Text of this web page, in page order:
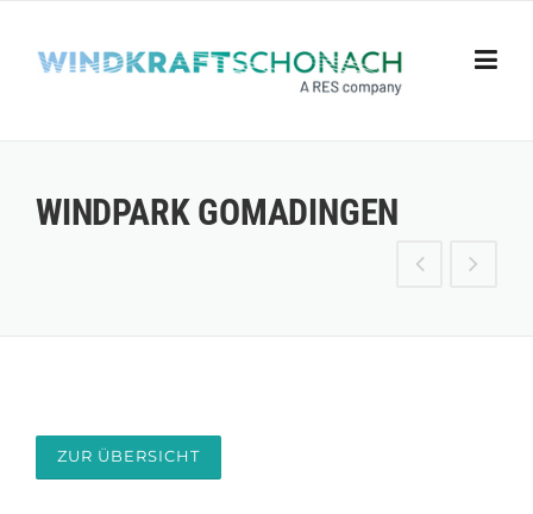
WINDPARK GOMADINGEN
ZUR ÜBERSICHT